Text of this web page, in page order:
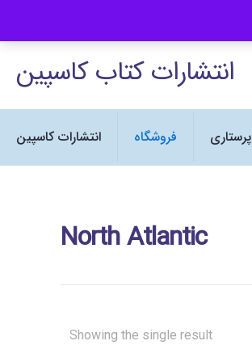
انتشارات کتاب کاسپین
انتشارات کاسپین فروشگاه پرستاری
North Atlantic
Showing the single result